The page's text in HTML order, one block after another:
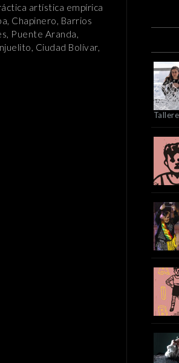
artística empírica
Chapinero, Barrios
Puente Aranda,
Ciudad Bolívar,